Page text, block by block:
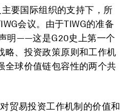
要国际组织的支持下，所
会议。由于TIWG的准备
明——这是G20史上第一个
略、投资政策原则和工作机
全球价值链包容性的两个共
贸易投资工作机制的价值和